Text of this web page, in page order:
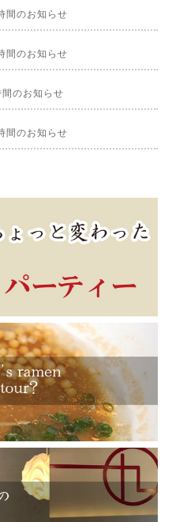
間のお知らせ
間のお知らせ
のお知らせ
間のお知らせ